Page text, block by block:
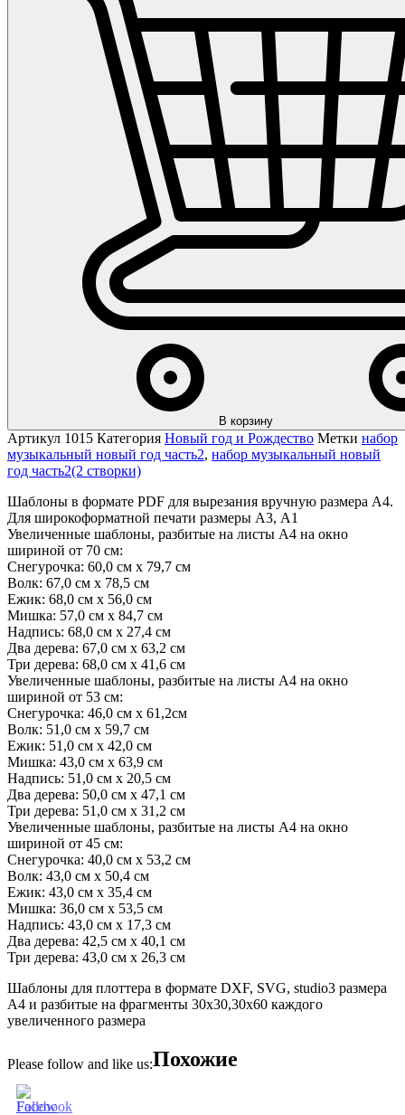
В корзину
Артикул 1015 Категория Новый год и Рождество Метки набор
музыкальный новый год часть2, набор музыкальный новый
год часть2(2 створки)
Шаблоны в формате PDF для вырезания вручную размера А4.
Для широкоформатной печати размеры А3, А1
Увеличенные шаблоны, разбитые на листы А4 на окно
шириной от 70 см:
Снегурочка: 60,0 см х 79,7 см
Волк: 67,0 см х 78,5 см
Ежик: 68,0 см х 56,0 см
Мишка: 57,0 см х 84,7 см
Надпись: 68,0 см х 27,4 см
Два дерева: 67,0 см х 63,2 см
Три дерева: 68,0 см х 41,6 см
Увеличенные шаблоны, разбитые на листы А4 на окно
шириной от 53 см:
Снегурочка: 46,0 см х 61,2см
Волк: 51,0 см х 59,7 см
Ежик: 51,0 см х 42,0 см
Мишка: 43,0 см х 63,9 см
Надпись: 51,0 см х 20,5 см
Два дерева: 50,0 см х 47,1 см
Три дерева: 51,0 см х 31,2 см
Увеличенные шаблоны, разбитые на листы А4 на окно
шириной от 45 см:
Снегурочка: 40,0 см х 53,2 см
Волк: 43,0 см х 50,4 см
Ежик: 43,0 см х 35,4 см
Мишка: 36,0 см х 53,5 см
Надпись: 43,0 см х 17,3 см
Два дерева: 42,5 см х 40,1 см
Три дерева: 43,0 см х 26,3 см
Шаблоны для плоттера в формате DXF, SVG, studio3 размера
А4 и разбитые на фрагменты 30х30,30х60 каждого
увеличенного размера
Please follow and like us:Похожие